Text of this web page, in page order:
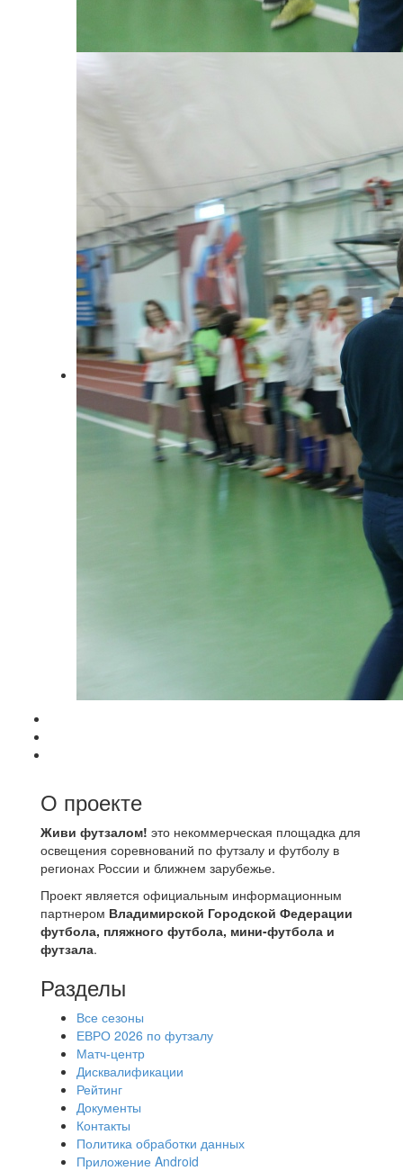
О проекте
Живи футзалом! это некоммерческая площадка для
освещения соревнований по футзалу и футболу в
регионах России и ближнем зарубежье.
Проект является официальным информационным
партнером Владимирской Городской Федерации
футбола, пляжного футбола, мини-футбола и
футзала.
Разделы
Все сезоны
ЕВРО 2026 по футзалу
Матч-центр
Дисквалификации
Рейтинг
Документы
Контакты
Политика обработки данных
Приложение Android